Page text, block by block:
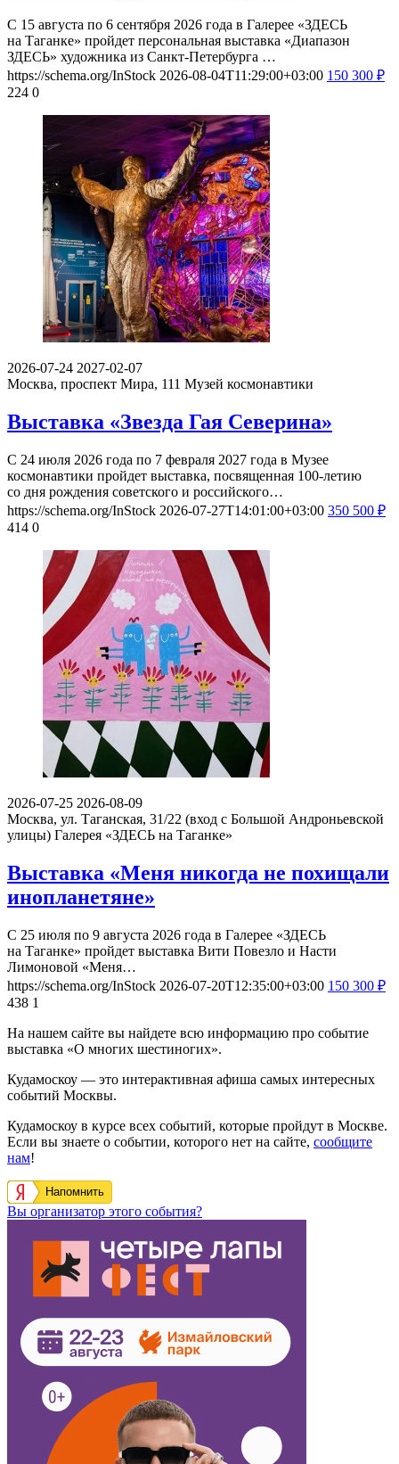
С 15 августа по 6 сентября 2026 года в Галерее «ЗДЕСЬ
на Таганке» пройдет персональная выставка «Диапазон
ЗДЕСЬ» художника из Санкт-Петербурга …
https://schema.org/InStock 2026-08-04T11:29:00+03:00 150 300 ₽
224 0
2026-07-24 2027-02-07
Москва, проспект Мира, 111 Музей космонавтики
Выставка «Звезда Гая Северина»
С 24 июля 2026 года по 7 февраля 2027 года в Музее
космонавтики пройдет выставка, посвященная 100-летию
со дня рождения советского и российского…
https://schema.org/InStock 2026-07-27T14:01:00+03:00 350 500 ₽
414 0
2026-07-25 2026-08-09
Москва, ул. Таганская, 31/22 (вход с Большой Андроньевской
улицы) Галерея «ЗДЕСЬ на Таганке»
Выставка «Меня никогда не похищали
инопланетяне»
С 25 июля по 9 августа 2026 года в Галерее «ЗДЕСЬ
на Таганке» пройдет выставка Вити Повезло и Насти
Лимоновой «Меня…
https://schema.org/InStock 2026-07-20T12:35:00+03:00 150 300 ₽
438 1
На нашем сайте вы найдете всю информацию про событие
выставка «О многих шестиногих».
Кудамоскоу — это интерактивная афиша самых интересных
событий Москвы.
Кудамоскоу в курсе всех событий, которые пройдут в Москве.
Если вы знаете о событии, которого нет на сайте, сообщите
нам!
Напомнить
Вы организатор этого события?